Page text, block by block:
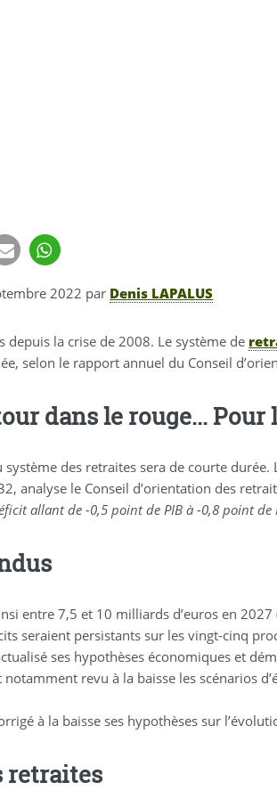
2022 par Denis LAPALUS
depuis la crise de 2008. Le système de
selon le rapport annuel du Conseil
dans le rouge...
système des retraites sera de courte
analyse le Conseil d’orientation des
allant de -0,5 point de PIB à -0,8 point
entre 7,5 et 10 milliards d’euros en
seraient persistants sur les vingt-cinq
ses hypothèses économiques et
revu à la baisse les scénarios
à la baisse ses hypothèses sur
retraites